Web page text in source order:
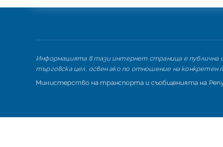
Информацията в тази интернет страница е публична
търговска цел, освен ако по отношение на конкретен
Министерство на транспорта и съобщенията на